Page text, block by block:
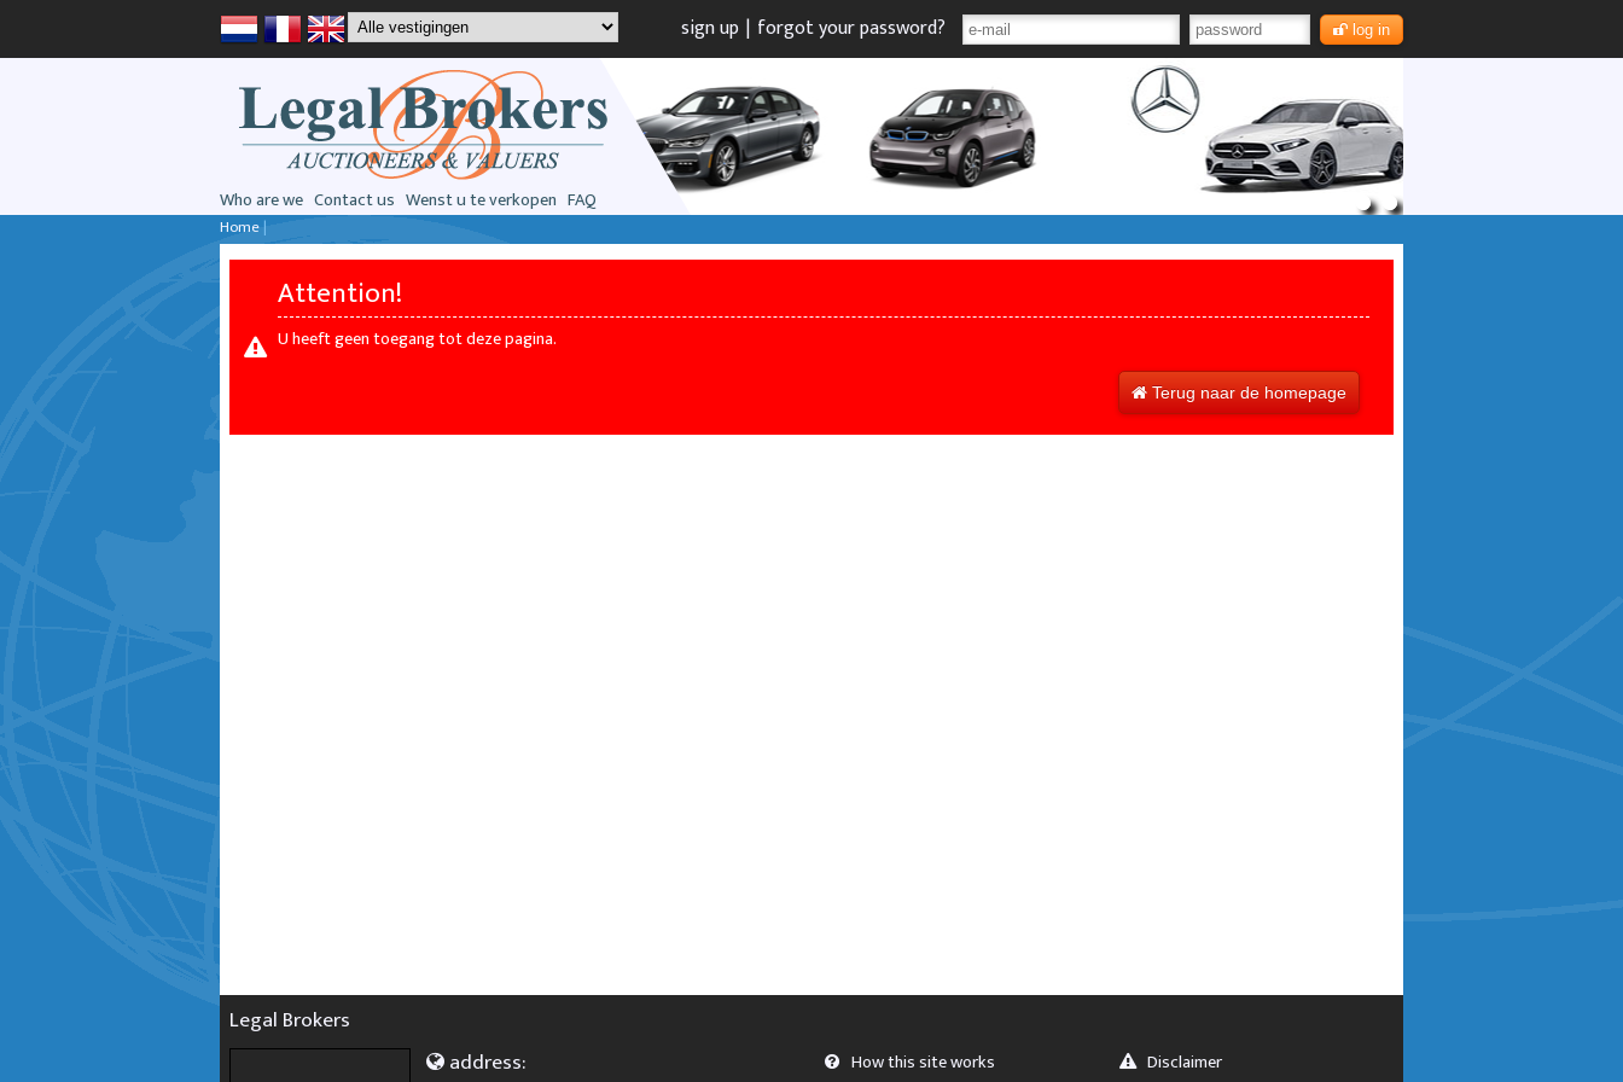
sign up | forgot your password? log in
Who are we Contact us Wenst u te verkopen FAQ
Home|
Attention!
U heeft geen toegang tot deze pagina.
Terug naar de homepage
Legal Brokers
address:
How this site works
Disclaimer